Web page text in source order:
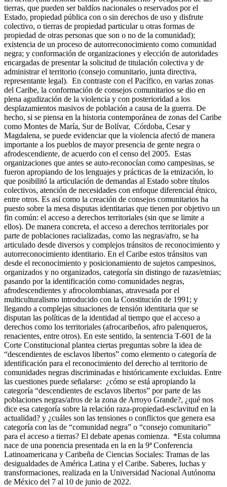
tierras, que pueden ser baldíos nacionales o reservados por el
Estado, propiedad pública con o sin derechos de uso y disfrute
colectivo, o tierras de propiedad particular u otras formas de
propiedad de otras personas que son o no de la comunidad);
existencia de un proceso de autorreconocimiento como comunidad
negra; y conformación de organizaciones y elección de autoridades
encargadas de presentar la solicitud de titulación colectiva y de
administrar el territorio (consejo comunitario, junta directiva,
representante legal). En contraste con el Pacífico, en varias zonas
del Caribe, la conformación de consejos comunitarios se dio en
plena agudización de la violencia y con posterioridad a los
desplazamientos masivos de población a causa de la guerra. De
hecho, si se piensa en la historia contemporánea de zonas del Caribe
como Montes de María, Sur de Bolívar, Córdoba, Cesar y
Magdalena, se puede evidenciar que la violencia afectó de manera
importante a los pueblos de mayor presencia de gente negra o
afrodescendiente, de acuerdo con el censo del 2005. Estas
organizaciones que antes se auto-reconocían como campesinas, se
fueron apropiando de los lenguajes y prácticas de la etnización, lo
que posibilitó la articulación de demandas al Estado sobre títulos
colectivos, atención de necesidades con enfoque diferencial étnico,
entre otros. Es así como la creación de consejos comunitarios ha
puesto sobre la mesa disputas identitarias que tienen por objetivo un
fin común: el acceso a derechos territoriales (sin que se limite a
ellos). De manera concreta, el acceso a derechos territoriales por
parte de poblaciones racializadas, como las negras/afro, se ha
articulado desde diversos y complejos tránsitos de reconocimiento y
autorreconocimiento identitario. En el Caribe estos tránsitos van
desde el reconocimiento y posicionamiento de sujetos campesinos,
organizados y no organizados, categoría sin distingo de razas/etnias;
pasando por la identificación como comunidades negras,
afrodescendientes y afrocolombianas, atravesada por el
multiculturalismo introducido con la Constitución de 1991; y
llegando a complejas situaciones de tensión identitaria que se
disputan las políticas de la identidad al tiempo que el acceso a
derechos como los territoriales (afrocaribeños, afro palenqueros,
renacientes, entre otros). En este sentido, la sentencia T-601 de la
Corte Constitucional plantea ciertas preguntas sobre la idea de
“descendientes de esclavos libertos” como elemento o categoría de
identificación para el reconocimiento del derecho al territorio de
comunidades negras discriminadas e históricamente excluidas. Entre
las cuestiones puede señalarse: ¿cómo se está apropiando la
categoría “descendientes de esclavos libertos” por parte de las
poblaciones negras/afros de la zona de Arroyo Grande?, ¿qué nos
dice esa categoría sobre la relación raza-propiedad-esclavitud en la
actualidad? y ¿cuáles son las tensiones o conflictos que genera esa
categoría con las de “comunidad negra” o “consejo comunitario”
para el acceso a tierras? El debate apenas comienza. *Esta columna
nace de una ponencia presentada en la en la 9ª Conferencia
Latinoamericana y Caribeña de Ciencias Sociales: Tramas de las
desigualdades de América Latina y el Caribe. Saberes, luchas y
transformaciones, realizada en la Universidad Nacional Autónoma
de México del 7 al 10 de junio de 2022.